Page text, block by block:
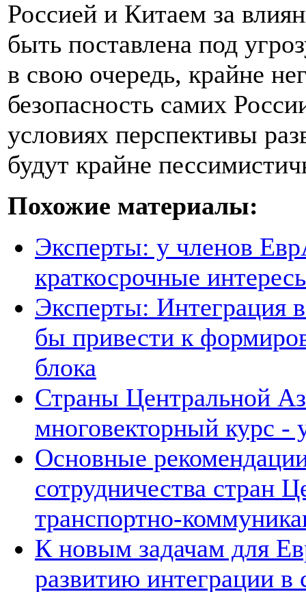
Россией и Китаем за
быть поставлена под
в свою очередь, крайне
безопасность самих
условиях перспективы
будут крайне
Похожие материалы:
Эксперты: у членов
краткосрочные
Эксперты:
бы привести к
блока
Страны Центральной
многовекторный курс -
Основные
сотрудничества стран
транспортно-
К новым задачам для
развитию интеграции в